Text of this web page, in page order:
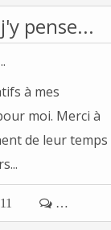
pense...
à mes
moi. Merci à
de leur temps
 …